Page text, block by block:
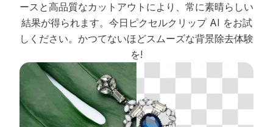
ースと高品質なカットアウトにより、常に素晴らしい
結果が得られます。今日ピクセルクリップ AI をお試
しください。かつてないほどスムーズな背景除去体験
を!